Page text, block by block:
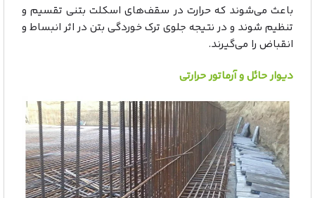
باعث می‌شوند که حرارت در سقف‌های اسکلت بتنی تقسیم و
تنظیم شوند و در نتیجه جلوی ترک خوردگی بتن در اثر انبساط و
انقباض را می‌گیرند.
دیوار حائل و آرماتور حرارتی